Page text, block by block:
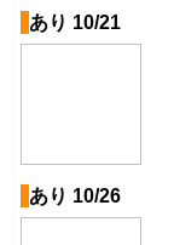
あり 10/21
あり 10/26